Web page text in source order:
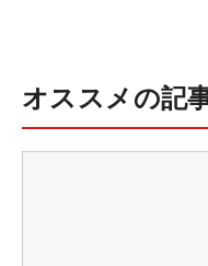
オススメの記